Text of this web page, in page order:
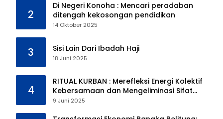
2
Di Negeri Konoha : Mencari peradaban
ditengah kekosongan pendidikan
14 Oktober 2025
3 Sisi Lain Dari Ibadah Haji
18 Juni 2025
4
RITUAL KURBAN : Merefleksi Energi Kolektif
Kebersamaan dan Mengeliminasi Sifat
Kebinatangan Manusia
9 Juni 2025